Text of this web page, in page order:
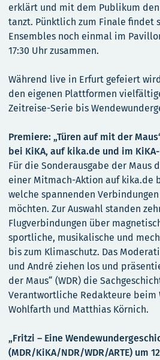
erklärt und mit dem Publikum den
tanzt. Pünktlich zum Finale findet
Ensembles noch einmal im
17:30 Uhr zusammen.
Während live in Erfurt gefeiert
den eigenen Plattformen
Zeitreise-Serie bis
Premiere: „Türen auf mit der
bei KiKA, auf kika.de und im
Für die Sonderausgabe der Maus
einer Mitmach-Aktion auf kika.de
welche spannenden
möchten. Zur Auswahl standen
Flugverbindungen über
sportliche, musikalische und
bis zum Klimaschutz. Das
und André ziehen los und
der Maus“ (WDR) die
Verantwortliche Redakteure beim
Wohlfarth und Matthias Körnich.
„Fritzi – Eine
(MDR/KiKA/NDR/WDR/ARTE) um